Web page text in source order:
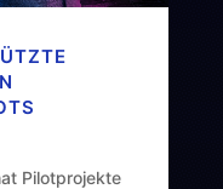
Pilotprojekte